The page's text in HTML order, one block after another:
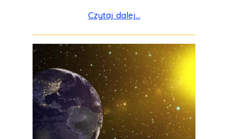
Czytaj dalej...